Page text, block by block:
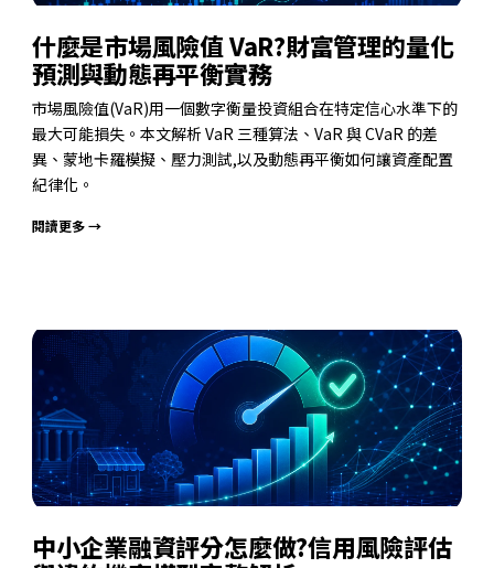
什麼是市場風險值 VaR?財富管理的量化
預測與動態再平衡實務
市場風險值(VaR)用一個數字衡量投資組合在特定信心水準下的
最大可能損失。本文解析 VaR 三種算法、VaR 與 CVaR 的差
異、蒙地卡羅模擬、壓力測試,以及動態再平衡如何讓資產配置
紀律化。
閱讀更多 →
中小企業融資評分怎麼做?信用風險評估